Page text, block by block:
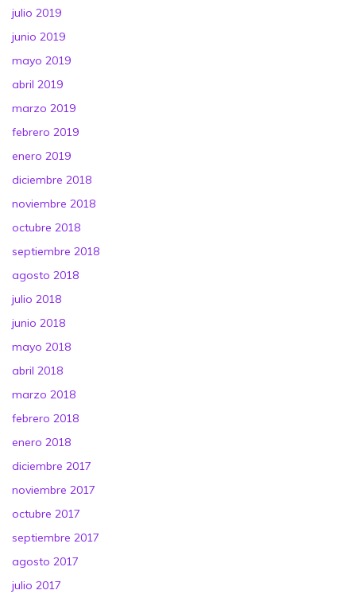
julio 2019
junio 2019
mayo 2019
abril 2019
marzo 2019
febrero 2019
enero 2019
diciembre 2018
noviembre 2018
octubre 2018
septiembre 2018
agosto 2018
julio 2018
junio 2018
mayo 2018
abril 2018
marzo 2018
febrero 2018
enero 2018
diciembre 2017
noviembre 2017
octubre 2017
septiembre 2017
agosto 2017
julio 2017